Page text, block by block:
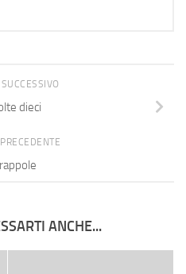
dieci
ANCHE...